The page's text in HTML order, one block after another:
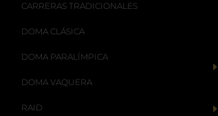
CARRERAS TRADICIONALES
DOMA CLÁSICA
DOMA PARALÍMPICA
DOMA VAQUERA
RAID
E
E